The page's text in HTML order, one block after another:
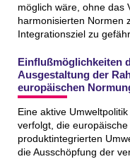
möglich wäre, ohne das
harmonisierten Normen
Integrationsziel zu
Einflußmöglichkeiten
Ausgestaltung der
europäischen
Eine aktive
verfolgt, die
produktintegrierten
die Ausschöpfung der